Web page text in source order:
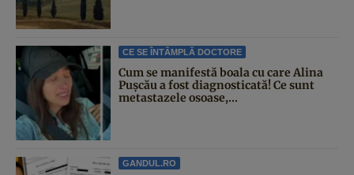
CE SE ÎNTÂMPLĂ DOCTORE
Cum se manifestă boala cu care Alina
Pușcău a fost diagnosticată! Ce sunt
metastazele osoase,...
GANDUL.RO